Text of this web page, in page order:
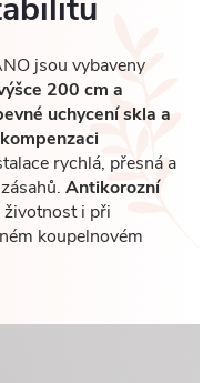
jsou vybaveny
200 cm a
uchycení skla a
kompenzaci
rychlá, přesná a
Antikorozní
životnost i při
koupelnovém